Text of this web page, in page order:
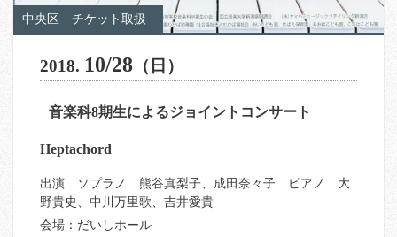
中央区 チケット取扱
2018. 10/28 （日）
音楽科8期生によるジョイントコンサート
Heptachord
出演 ソプラノ 熊谷真梨子、成田奈々子 ピアノ 大
野貴史、中川万里歌、吉井愛貴
会場：だいしホール